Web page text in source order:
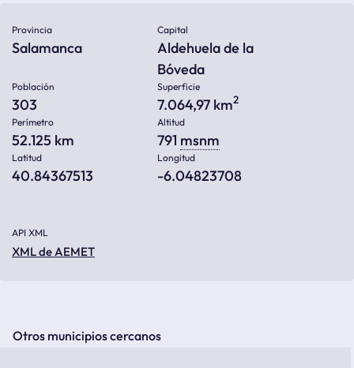
Provincia
Salamanca
Capital
Aldehuela de la
Bóveda
Población
303
Superficie
7.064,97 km2
Perímetro
52.125 km
Altitud
791 msnm
Latitud
40.84367513
Longitud
-6.04823708
API XML
XML de AEMET
Otros municipios cercanos